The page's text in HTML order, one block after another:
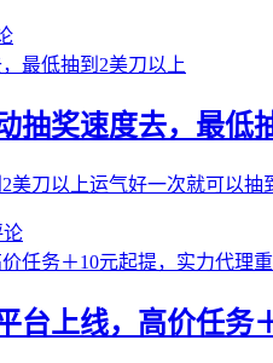
抽奖速度去，最低
刀以上运气好一次就可以抽
论
台上线，高价任务